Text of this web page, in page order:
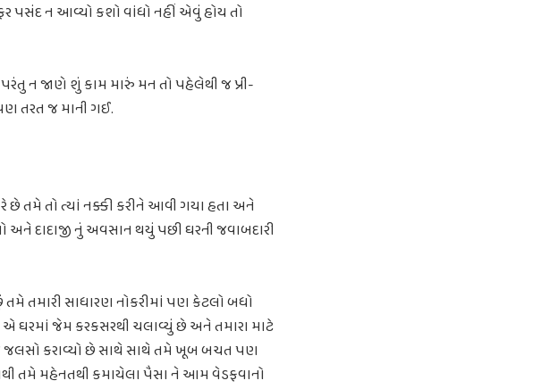
પસંદ ન આવ્યો કશો વાંધો નહીં એવું હોય તો
પરંતુ ન જાણે શું કામ મારું મન તો પહેલેથી જ પ્રી-
તરત જ માની ગઈ.
છે તમે તો ત્યાં નક્કી કરીને આવી ગયા હતા અને
દાદાજી નું અવસાન થયું પછી ઘરની જવાબદારી
તમારી સાધારણ નોકરીમાં પણ કેટલો બધો
ઘરમાં જેમ કરકસરથી ચલાવ્યું છે અને તમારા માટે
કરાવ્યો છે સાથે સાથે તમે ખૂબ બચત પણ
તમે મહેનતથી કમાયેલા પૈસા ને આમ વેડફવાનો